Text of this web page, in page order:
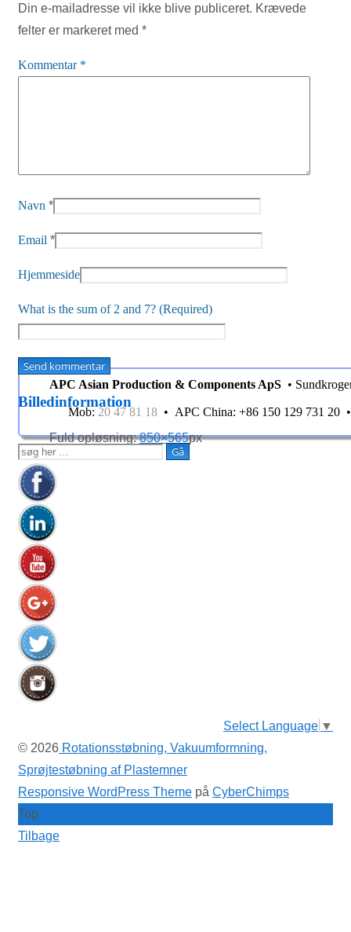
Din e-mailadresse vil ikke blive publiceret. Krævede
felter er markeret med *
Kommentar *
Navn *
Email *
Hjemmeside
What is the sum of 2 and 7? (Required)
Billedinformation
Fuld opløsning:850×565px
APC Asian Production & Components ApS •
Mob: 20 47 81 18 • APC China: +86 150 129 731 20
Søg
efter:
Select Language ▼
© 2026 Rotationsstøbning, Vakuumformning,
Sprøjtestøbning af Plastemner
Responsive WordPress Theme på CyberChimps
Top
Tilbage